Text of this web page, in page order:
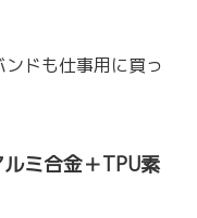
ドも仕事用に買っ
ミ合金＋TPU素